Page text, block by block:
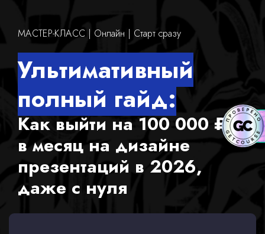
МАСТЕР-КЛАСС | Онлайн | Старт сразу
Ультимативный
полный гайд:
Как выйти на 100 000 ₽
в месяц на дизайне
презентаций в 2026,
даже с нуля